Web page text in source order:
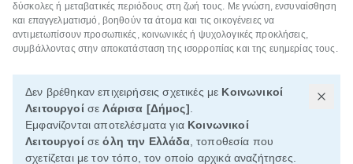
δύσκολες ή μεταβατικές περιόδους στη ζωή τους. Με γνώση, ενσυναίσθηση
και επαγγελματισμό, βοηθούν τα άτομα και τις οικογένειες να
αντιμετωπίσουν προσωπικές, κοινωνικές ή ψυχολογικές προκλήσεις,
συμβάλλοντας στην αποκατάσταση της ισορροπίας και της ευημερίας τους.
Δεν βρέθηκαν επιχειρήσεις σχετικές με Κοινωνικοί
ΛειτουργοίσεΛάρισα [Δήμος]
Εμφανίζονται αποτελέσματα για Κοινωνικοί
Λειτουργοίσεόλη την Ελλάδα, τοποθεσία που
σχετίζεται με τον τόπο, τον οποίο αρχικά αναζήτησες.